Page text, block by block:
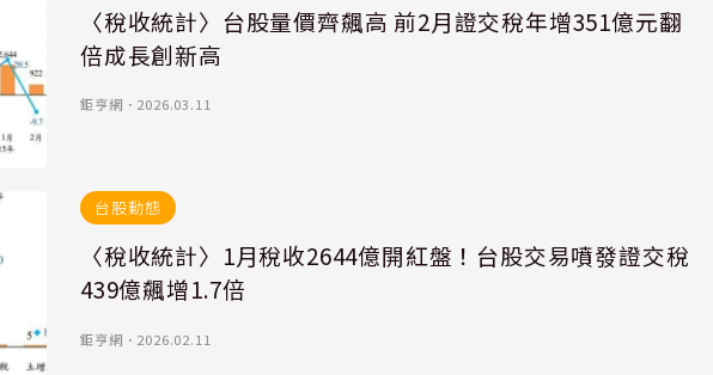
〈稅收統計〉台股量價齊飆高 前2月證交稅年增351億元翻
倍成長創新高
鉅亨網 ． 2026.03.11
台股動態
〈稅收統計〉1月稅收2644億開紅盤！台股交易噴發證交稅
439億飆增1.7倍
鉅亨網 ． 2026.02.11